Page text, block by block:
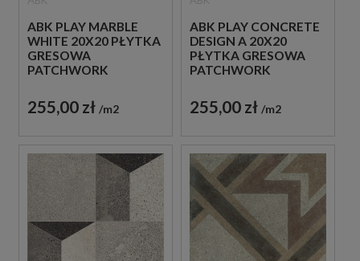
ABK PLAY MARBLE
WHITE 20X20 PŁYTKA
GRESOWA
PATCHWORK
255,00 zł m2
ABK PLAY CONCRETE
DESIGN A 20X20
PŁYTKA GRESOWA
PATCHWORK
255,00 zł m2